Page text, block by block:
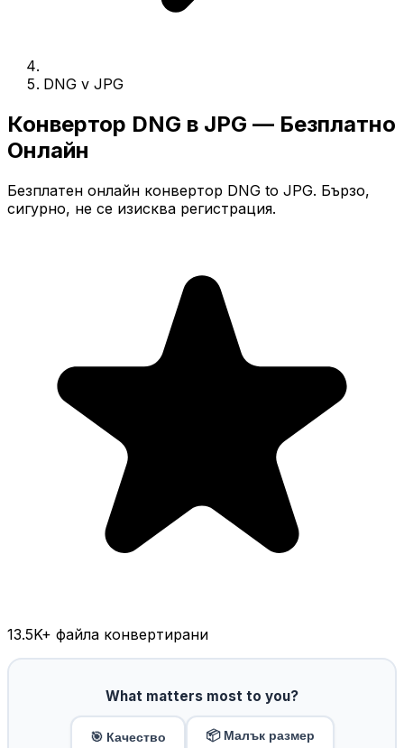
DNG v JPG
Конвертор DNG в JPG — Безплатно
Онлайн
Безплатен онлайн конвертор DNG to JPG. Бързо,
сигурно, не се изисква регистрация.
13.5K+ файла конвертирани
What matters most to you?
🎯 Качество 📦 Малък размер